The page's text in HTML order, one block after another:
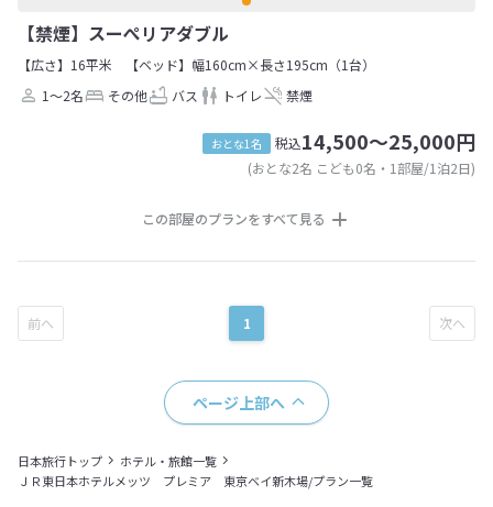
【禁煙】スーぺリアダブル
【広さ】16平米
【ベッド】幅160cm×長さ195cm（1台）
1～2名
その他 バス トイレ 禁煙
おとな1名 税込14,500～25,000円
(おとな2名 こども0名・1部屋/1泊2日)
この部屋のプランをすべて見る
1
ページ上部へ
日本旅行トップ
ホテル・旅館一覧
ＪＲ東日本ホテルメッツ プレミア 東京ベイ新木場/プラン一覧